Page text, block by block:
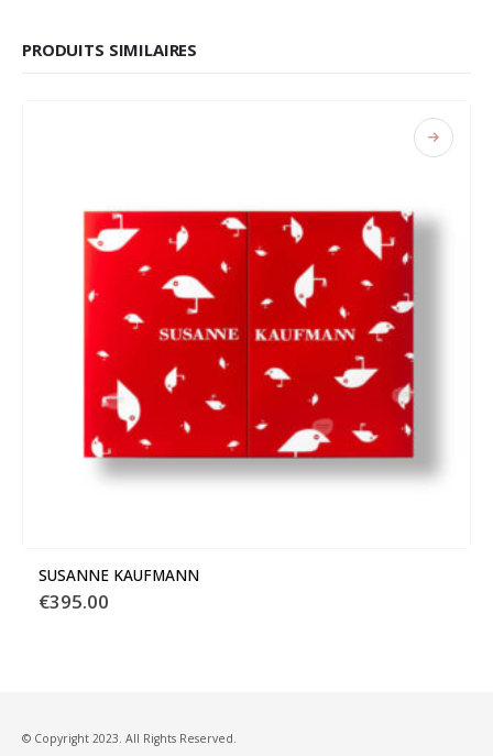
PRODUITS SIMILAIRES
SUSANNE KAUFMANN
€395.00
© Copyright 2023. All Rights Reserved.